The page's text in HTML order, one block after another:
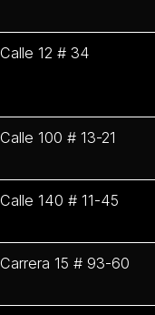
Calle 12 # 34
Calle 100 # 13-21
Calle 140 # 11-45
Carrera 15 # 93-60